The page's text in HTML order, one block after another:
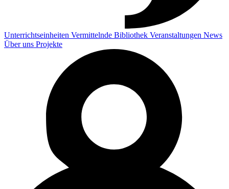
Unterrichtseinheiten Vermittelnde Bibliothek Veranstaltungen News
Über uns Projekte